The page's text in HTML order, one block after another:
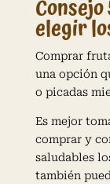
elegir
Comprar
una opción
o picadas
Es mejor
comprar y
saludables
también